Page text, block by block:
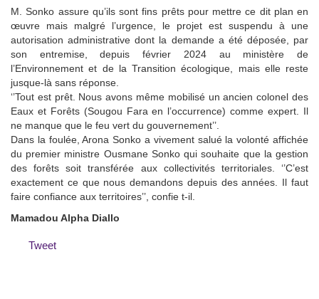
M. Sonko assure qu’ils sont fins prêts pour mettre ce dit plan en
œuvre mais malgré l’urgence, le projet est suspendu à une
autorisation administrative dont la demande a été déposée, par
son entremise, depuis février 2024 au ministère de
l’Environnement et de la Transition écologique, mais elle reste
jusque-là sans réponse.
‘’Tout est prêt. Nous avons même mobilisé un ancien colonel des
Eaux et Forêts (Sougou Fara en l’occurrence) comme expert. Il
ne manque que le feu vert du gouvernement’’.
Dans la foulée, Arona Sonko a vivement salué la volonté affichée
du premier ministre Ousmane Sonko qui souhaite que la gestion
des forêts soit transférée aux collectivités territoriales. ‘’C’est
exactement ce que nous demandons depuis des années. Il faut
faire confiance aux territoires’’, confie t-il.
Mamadou Alpha Diallo
Tweet